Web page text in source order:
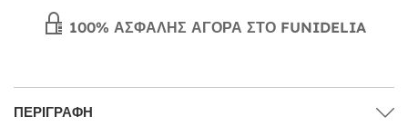
100% ΑΣΦΑΛΉΣ ΑΓΟΡΆ ΣΤΟ FUNIDELIA
ΠΕΡΙΓΡΑΦΉ